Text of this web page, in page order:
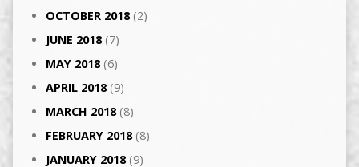
OCTOBER 2018(2)
JUNE 2018(7)
MAY 2018(6)
APRIL 2018(9)
MARCH 2018(8)
FEBRUARY 2018(8)
JANUARY 2018(9)